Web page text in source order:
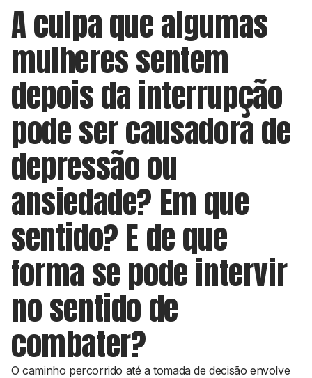
A culpa que algumas
mulheres sentem
depois da interrupção
pode ser causadora de
depressão ou
ansiedade? Em que
sentido? E de que
forma se pode intervir
no sentido de
combater?
O caminho percorrido até a tomada de decisão envolve